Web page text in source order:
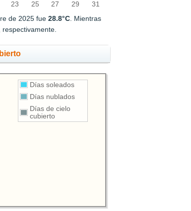
23 25 27 29 31
de 2025 fue28.8°C. Mientras
respectivamente.
Días soleados
Días nublados
Días de cielo
cubierto